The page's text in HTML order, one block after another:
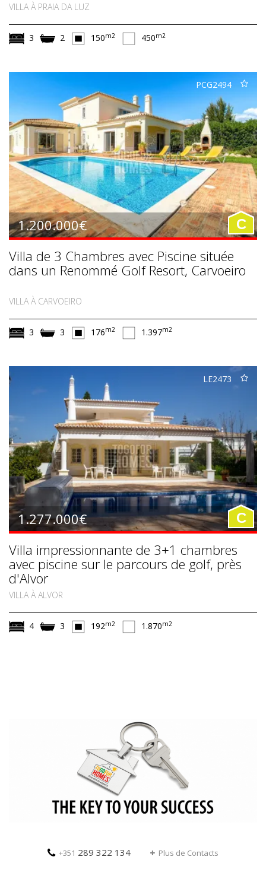
VILLA À PRAIA DA LUZ
3 2 150m2 450m2
PCG2494
1.200.000€ C
Villa de 3 Chambres avec Piscine située
dans un Renommé Golf Resort, Carvoeiro
VILLA À CARVOEIRO
3 3 176m2 1.397m2
LE2473
1.277.000€ C
Villa impressionnante de 3+1 chambres
avec piscine sur le parcours de golf, près
d'Alvor
VILLA À ALVOR
4 3 192m2 1.870m2
+351 289 322 134 Plus de Contacts